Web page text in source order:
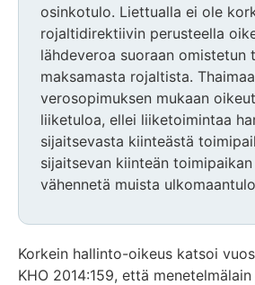
osinkotulo. Liettualla ei ole
rojaltidirektiivin perusteella
lähdeveroa suoraan omistetun
maksamasta rojaltista.
verosopimuksen mukaan
liiketuloa, ellei liiketoimintaa
sijaitsevasta kiinteästä
sijaitsevan kiinteän
vähennetä muista
Korkein hallinto-oikeus katsoi
KHO 2014:159, että